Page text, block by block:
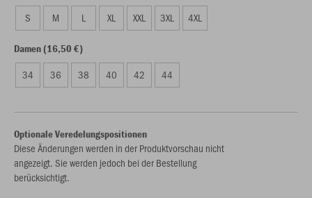
S M L XL XXL 3XL 4XL
Damen (16,50 €)
34 36 38 40 42 44
Optionale Veredelungspositionen
Diese Änderungen werden in der Produktvorschau nicht
angezeigt. Sie werden jedoch bei der Bestellung
berücksichtigt.